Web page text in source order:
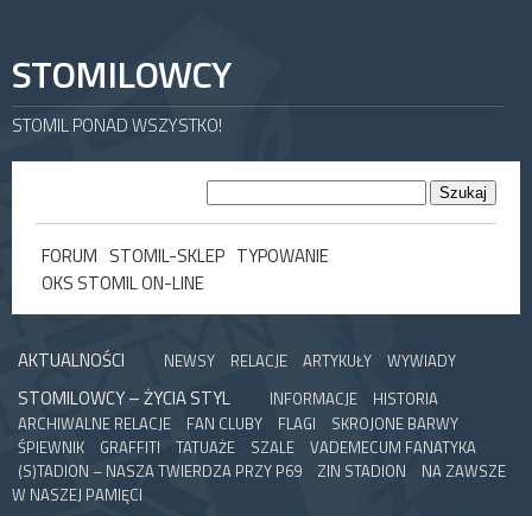
STOMILOWCY
STOMIL PONAD WSZYSTKO!
FORUM STOMIL-SKLEP TYPOWANIE
OKS STOMIL ON-LINE
AKTUALNOŚCI NEWSY RELACJE ARTYKUŁY WYWIADY
STOMILOWCY – ŻYCIA STYL INFORMACJE
HISTORIA
ARCHIWALNE RELACJE
FAN CLUBY FLAGI
SKROJONE BARWY
ŚPIEWNIK
GRAFFITI TATUAŻE SZALE
VADEMECUM FANATYKA
(S)TADION – NASZA TWIERDZA PRZY P69
ZIN STADION
NA ZAWSZE
W NASZEJ PAMIĘCI